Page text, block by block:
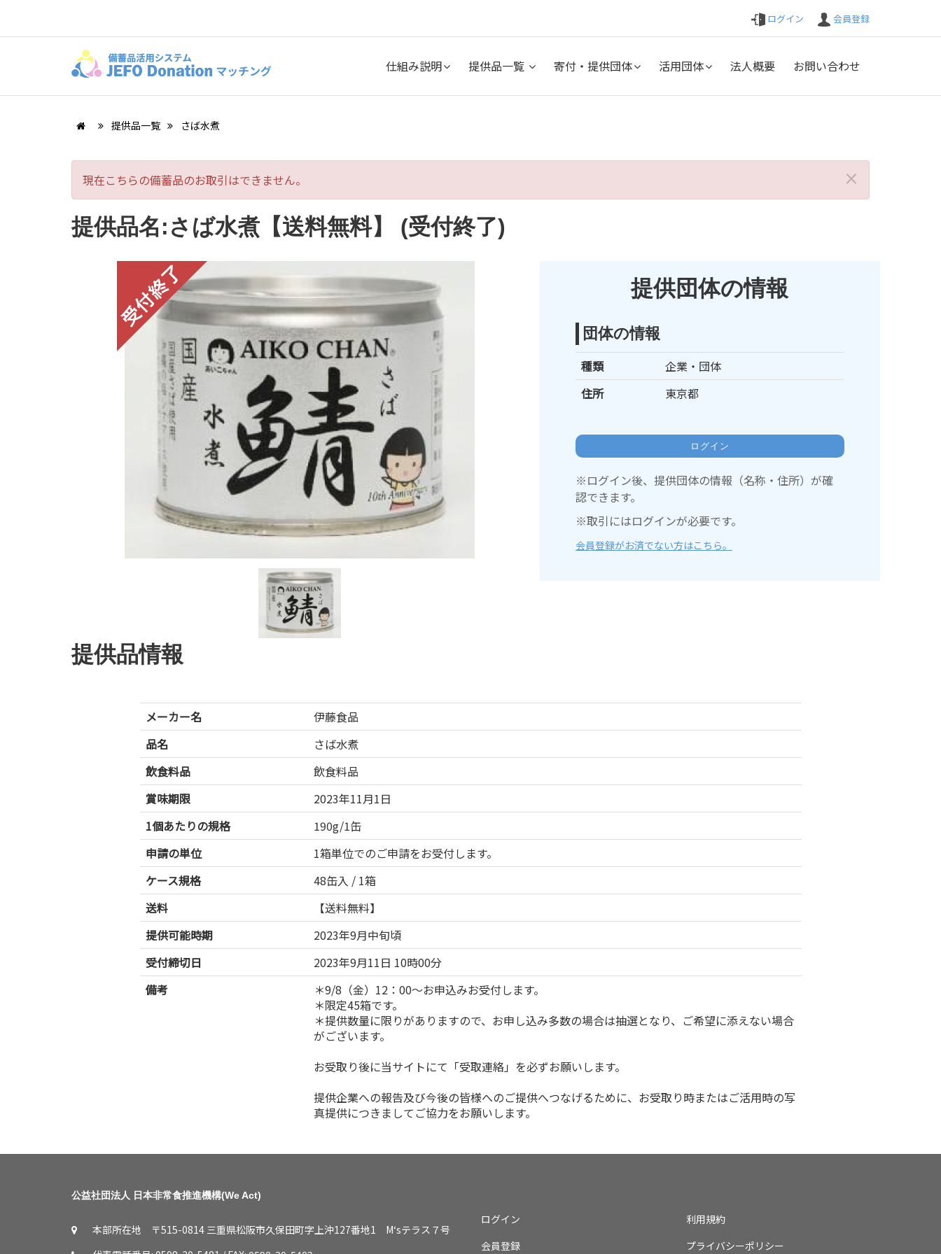
ログイン 会員登録
仕組み説明 提供品一覧 寄付・提供団体 活用団体 法人概要 お問い合わせ
提供品一覧 さば水煮
×
現在こちらの備蓄品のお取引はできません。
提供品名:さば水煮【送料無料】 (受付終了)
提供団体の情報
団体の情報
種類
企業・団体
住所
東京都
ログイン
※ログイン後、提供団体の情報（名称・住所）が確
認できます。
※取引にはログインが必要です。
会員登録がお済でない方はこちら。
提供品情報
メーカー名
伊藤食品
品名
さば水煮
飲食料品
飲食料品
賞味期限
2023年11月1日
1個あたりの規格
190g/1缶
申請の単位
1箱単位でのご申請をお受付します。
ケース規格
48缶入 / 1箱
送料
【送料無料】
提供可能時期
2023年9月中旬頃
受付締切日
2023年9月11日 10時00分
備考
＊9/8（金）12：00～お申込みお受付します。
＊限定45箱です。
＊提供数量に限りがありますので、お申し込み多数の場合は抽選となり、ご希望に添えない場合
がございます。
お受取り後に当サイトにて「受取連絡」を必ずお願いします。
提供企業への報告及び今後の皆様へのご提供へつなげるために、お受取り時またはご活用時の写
真提供につきましてご協力をお願いします。
公益社団法人 日本非常食推進機構(We Act)
本部所在地 〒515-0814 三重県松阪市久保田町字上沖127番地1 M‘sテラス７号
ログイン
会員登録
利用規約
プライバシーポリシー